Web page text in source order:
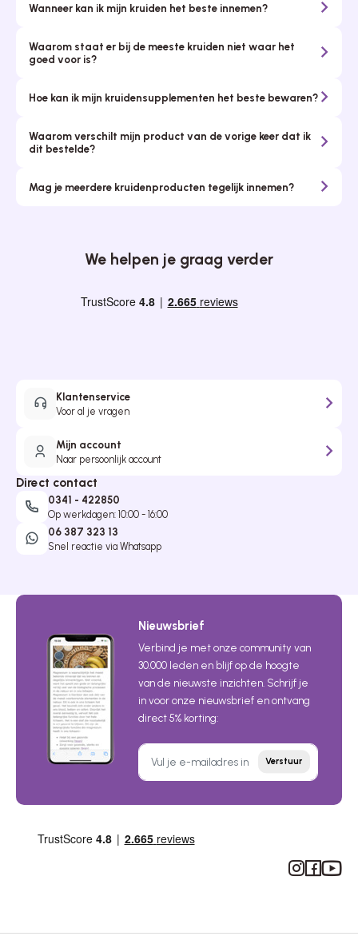
Wanneer kan ik mijn kruiden het beste innemen?
Waarom staat er bij de meeste kruiden niet waar het
goed voor is?
Hoe kan ik mijn kruidensupplementen het beste bewaren?
Waarom verschilt mijn product van de vorige keer dat ik
dit bestelde?
Mag je meerdere kruidenproducten tegelijk innemen?
We helpen je graag verder
Klantenservice
Voor al je vragen
Mijn account
Naar persoonlijk account
Direct contact
0341 - 422850
Op werkdagen: 10:00 - 16:00
06 387 323 13
Snel reactie via Whatsapp
Nieuwsbrief
Verbind je met onze community van
30.000 leden en blijf op de hoogte
van de nieuwste inzichten. Schrijf je
in voor onze nieuwsbrief en ontvang
direct 5% korting:
Verstuur
Instagram
Facebook